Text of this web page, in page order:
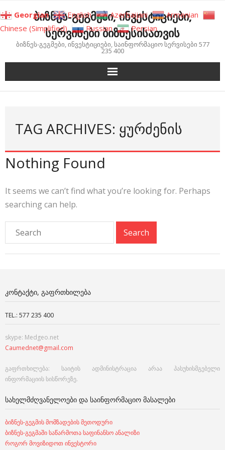
to
content
ბიზნეს-გეგმები, ინვესტიციები,
სერვისები ბიზნესისათვის
ბიზნეს-გეგმები, ინვესტიციები, საინფორმაციო სერვისები 577
235 400
TAG ARCHIVES: ᲧᲣᲠᲫᲔᲜᲘᲡ
Nothing Found
It seems we can’t find what you’re looking for. Perhaps
searching can help.
ᲙᲝᲜᲢᲐᲥᲢᲘ, ᲒᲐᲤᲠᲗᲮᲘᲚᲔᲑᲐ
TEL.: 577 235 400
skype: Medgeo.net
Caumednet@gmail.com
გაფრთხილება: საიტის ადმინისტრაცია არაა პასუხისმგებელი
ინფორმაციის სისწორეზე.
ᲡᲐᲮᲔᲚᲛᲫᲦᲕᲐᲜᲔᲚᲝᲔᲑᲘ ᲓᲐ ᲡᲐᲘᲜᲤᲝᲠᲛᲐᲪᲘᲝ ᲛᲐᲡᲐᲚᲔᲑᲘ
ბიზნეს-გეგმის მომზადების მეთოდური
ბიზნეს-გეგმაში საწარმოთა საფინანსო ანალიზი
როგორ მოვიზიდოთ ინვესტორი
Georgian English Azerbaijani
Armenian
Chinese (Simplified)
Russian Persian